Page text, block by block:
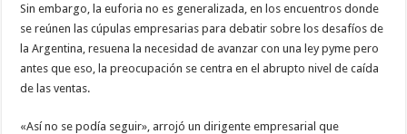
Sin embargo, la euforia no es generalizada, en los encuentros donde
se reúnen las cúpulas empresarias para debatir sobre los desafíos de
la Argentina, resuena la necesidad de avanzar con una ley pyme pero
antes que eso, la preocupación se centra en el abrupto nivel de caída
de las ventas.
«Así no se podía seguir», arrojó un dirigente empresarial que